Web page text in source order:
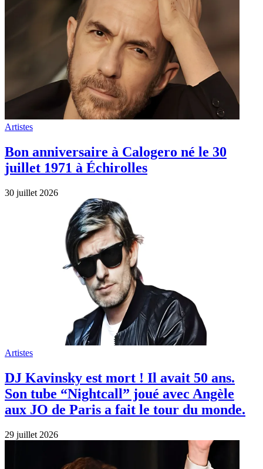
Artistes
Bon anniversaire à Calogero né le 30
juillet 1971 à Échirolles
30 juillet 2026
Artistes
DJ Kavinsky est mort ! Il avait 50 ans.
Son tube “Nightcall” joué avec Angèle
aux JO de Paris a fait le tour du monde.
29 juillet 2026